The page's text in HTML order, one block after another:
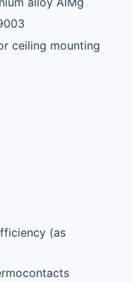
ceiling mounting
(as